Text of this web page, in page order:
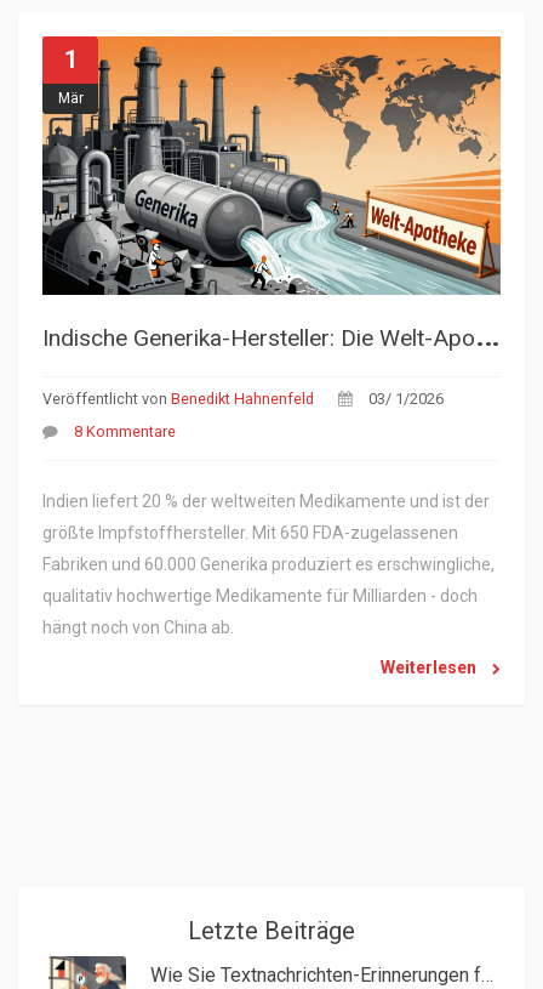
1
Mär
I
ndische Generika-Hersteller: Die Welt-Apotheke und ihre Exporte
Veröffentlicht von Benedikt Hahnenfeld
03/ 1/2026
8 Kommentare
Indien liefert 20 % der weltweiten Medikamente und ist der
größte Impfstoffhersteller. Mit 650 FDA-zugelassenen
Fabriken und 60.000 Generika produziert es erschwingliche,
qualitativ hochwertige Medikamente für Milliarden - doch
hängt noch von China ab.
Weiterlesen
Letzte Beiträge
Wie Sie Textnachrichten-Erinnerungen für Ihre Medikamenteneinnahme nutzen